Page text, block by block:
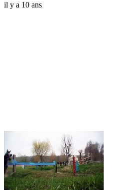
il y a 10 ans